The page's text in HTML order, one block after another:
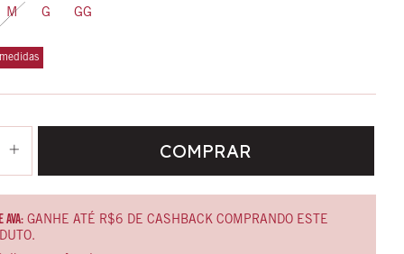
M G GG
AVA: GANHE ATÉ R$6 DE CASHBACK COMPRANDO ESTE